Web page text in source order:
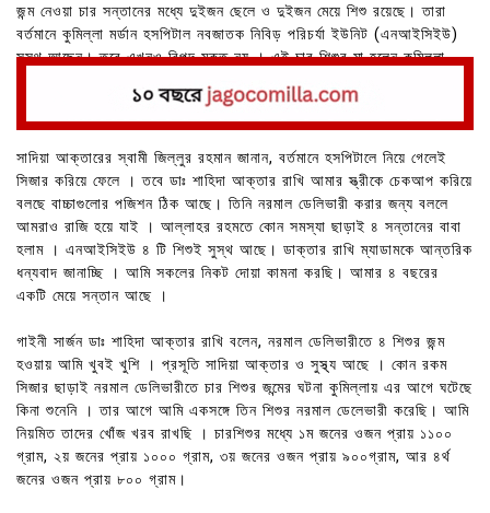
জন্ম নেওয়া চার সন্তানের মধ্যে দুইজন ছেলে ও দুইজন মেয়ে শিশু রয়েছে। তারা
বর্তমানে কুমিল্লা মর্ডান হসপিটাল নবজাতক নিবিড় পরিচর্যা ইউনিট (এনআইসিইউ)
সুস্থ আছেন। তবে এখনও বিপদ মুক্ত নয় । এই চার শিশুর মা হলেন কুমিল্লা
সাদিয়া আক্তারের স্বামী জিল্লুর রহমান জানান, বর্তমানে হসপিটালে নিয়ে গেলেই
সিজার করিয়ে ফেলে । তবে ডাঃ শাহিদা আক্তার রাখি আমার স্ত্রীকে চেকআপ করিয়ে
বলছে বাচ্চাগুলোর পজিশন ঠিক আছে। তিনি নরমাল ডেলিভারী করার জন্য বললে
আমরাও রাজি হয়ে যাই । আল্লাহর রহমতে কোন সমস্যা ছাড়াই ৪ সন্তানের বাবা
হলাম । এনআইসিইউ ৪ টি শিশুই সুস্থ আছে। ডাক্তার রাখি ম্যাডামকে আন্তরিক
ধন্যবাদ জানাচ্ছি । আমি সকলের নিকট দোয়া কামনা করছি। আমার ৪ বছরের
একটি মেয়ে সন্তান আছে ।
গাইনী সার্জন ডাঃ শাহিদা আক্তার রাখি বলেন, নরমাল ডেলিভারীতে ৪ শিশুর জন্ম
হওয়ায় আমি খুবই খুশি । প্রসূতি সাদিয়া আক্তার ও সুস্থ্য আছে । কোন রকম
সিজার ছাড়াই নরমাল ডেলিভারীতে চার শিশুর জন্মের ঘটনা কুমিল্লায় এর আগে ঘটেছে
কিনা শুনেনি । তার আগে আমি একসঙ্গে তিন শিশুর নরমাল ডেলেভারী করেছি। আমি
নিয়মিত তাদের খোঁজ খরব রাখছি । চারশিশুর মধ্যে ১ম জনের ওজন প্রায় ১১০০
গ্রাম, ২য় জনের প্রায় ১০০০ গ্রাম, ৩য় জনের ওজন প্রায় ৯০০গ্রাম, আর ৪র্থ
জনের ওজন প্রায় ৮০০ গ্রাম।